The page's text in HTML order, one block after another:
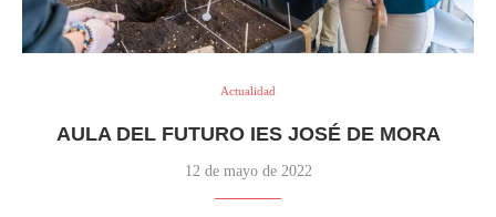
Actualidad
AULA DEL FUTURO IES JOSÉ DE MORA
12 de mayo de 2022